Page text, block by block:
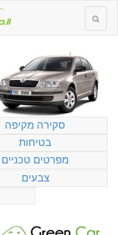
סקירה מקיפה
בטיחות
מפרטים טכניים
צבעים